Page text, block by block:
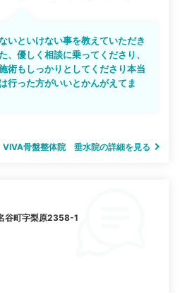
いといけない事を教えていただき
、優しく相談に乗ってくださり、
術もしっかりとしてくださり本当
行った方がいいとかんがえてま
VIVA骨盤整体院 垂水院の詳細を見る
谷町字梨原2358-1